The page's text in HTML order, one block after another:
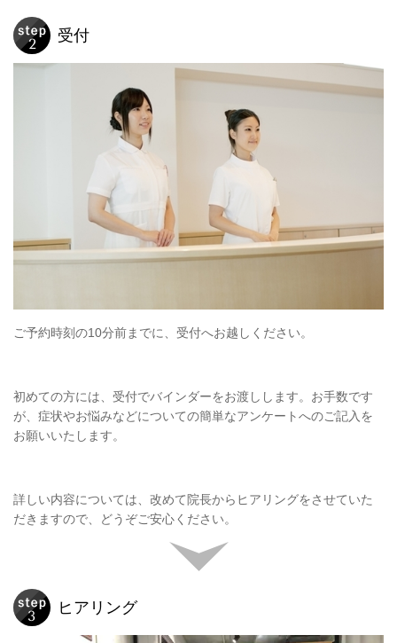
受付
ご予約時刻の10分前までに、受付へお越しください。
初めての方には、受付でバインダーをお渡しします。お手数です
が、症状やお悩みなどについての簡単なアンケートへのご記入を
お願いいたします。
詳しい内容については、改めて院長からヒアリングをさせていた
だきますので、どうぞご安心ください。
ヒアリング